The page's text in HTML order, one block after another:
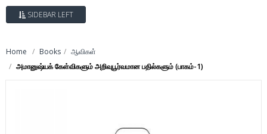
SIDEBAR LEFT
Home Books
ஆவிகள்
அமானுஷ்யக் கேள்விகளும் அறிவுபூர்வமான பதில்களும் (பாகம்-1)